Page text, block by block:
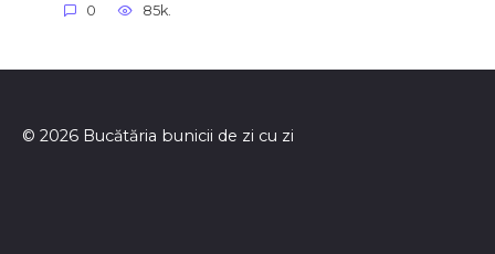
0 85k.
© 2026 Bucătăria bunicii de zi cu zi